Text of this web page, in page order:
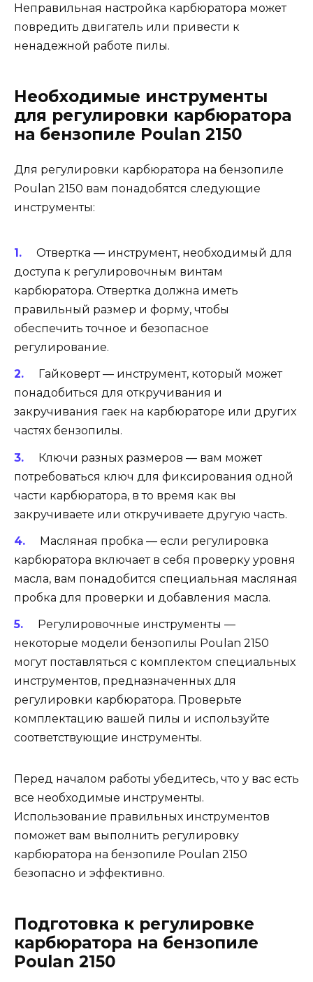
Неправильная настройка карбюратора может
повредить двигатель или привести к
ненадежной работе пилы.
Необходимые инструменты
для регулировки карбюратора
на бензопиле Poulan 2150
Для регулировки карбюратора на бензопиле
Poulan 2150 вам понадобятся следующие
инструменты:
Отвертка — инструмент, необходимый для
доступа к регулировочным винтам
карбюратора. Отвертка должна иметь
правильный размер и форму, чтобы
обеспечить точное и безопасное
регулирование.
Гайковерт — инструмент, который может
понадобиться для откручивания и
закручивания гаек на карбюраторе или других
частях бензопилы.
Ключи разных размеров — вам может
потребоваться ключ для фиксирования одной
части карбюратора, в то время как вы
закручиваете или откручиваете другую часть.
Масляная пробка — если регулировка
карбюратора включает в себя проверку уровня
масла, вам понадобится специальная масляная
пробка для проверки и добавления масла.
Регулировочные инструменты —
некоторые модели бензопилы Poulan 2150
могут поставляться с комплектом специальных
инструментов, предназначенных для
регулировки карбюратора. Проверьте
комплектацию вашей пилы и используйте
соответствующие инструменты.
Перед началом работы убедитесь, что у вас есть
все необходимые инструменты.
Использование правильных инструментов
поможет вам выполнить регулировку
карбюратора на бензопиле Poulan 2150
безопасно и эффективно.
Подготовка к регулировке
карбюратора на бензопиле
Poulan 2150